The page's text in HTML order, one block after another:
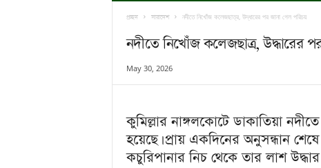
প্রচ্ছদ সারাদেশ নদীতে নিখোঁজ কলেজছাত্র, উদ্ধারের পর জানা গেল পরিচয়
নদীতে নিখোঁজ কলেজছাত্র, উদ্ধারের
May 30, 2026
কুমিল্লার নাঙ্গলকোটে ডাকাতিয়া
হয়েছে। প্রায় একদিনের অনুসন্ধান
কচুরিপানার নিচ থেকে তার লাশ